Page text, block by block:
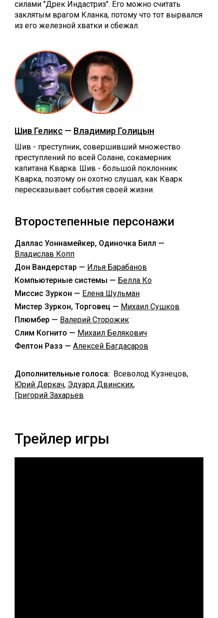
силами "Дрек Индастриз". Его можно считать
заклятым врагом Кланка, потому что тот вырвался
из его железной хватки и сбежал.
Шив Геликс — Владимир Голицын
Шив - преступник, совершивший множество
преступлений по всей Солане, сокамерник
капитана Кварка. Шив - большой поклонник
Кварка, поэтому он охотно слушал, как Кварк
пересказывает события своей жизни.
Второстепенные персонажи
Даллас Уоннамейкер, Одиночка Билл —
Владислав Копп
Дон Вандерстар — Илья Барабанов
Компьютерные системы — Белла Ко
Миссис Зуркон — Елена Шульман
Мистер Зуркон, Торговец — Михаил Сушков
Плюмбер — Валерий Сторожик
Слим Когнито — Михаил Белякович
Фелтон Разз — Алексей Багдасаров
Дополнительные голоса: Всеволод Кузнецов,
Юрий Деркач, Эдуард Двинских,
Григорий Захарьев
Трейлер игры